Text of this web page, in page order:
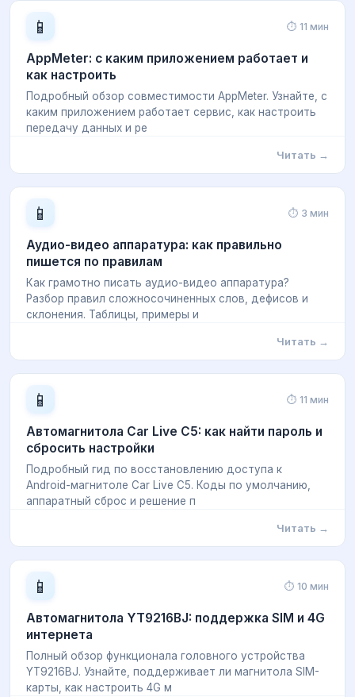
📱 ⏱ 11 мин
AppMeter: с каким приложением работает и
как настроить
Подробный обзор совместимости AppMeter. Узнайте, с
каким приложением работает сервис, как настроить
передачу данных и ре
Читать →
📱 ⏱ 3 мин
Аудио-видео аппаратура: как правильно
пишется по правилам
Как грамотно писать аудио-видео аппаратура?
Разбор правил сложносочиненных слов, дефисов и
склонения. Таблицы, примеры и
Читать →
📱 ⏱ 11 мин
Автомагнитола Car Live C5: как найти пароль и
сбросить настройки
Подробный гид по восстановлению доступа к
Android-магнитоле Car Live C5. Коды по умолчанию,
аппаратный сброс и решение п
Читать →
📱 ⏱ 10 мин
Автомагнитола YT9216BJ: поддержка SIM и 4G
интернета
Полный обзор функционала головного устройства
YT9216BJ. Узнайте, поддерживает ли магнитола SIM-
карты, как настроить 4G м